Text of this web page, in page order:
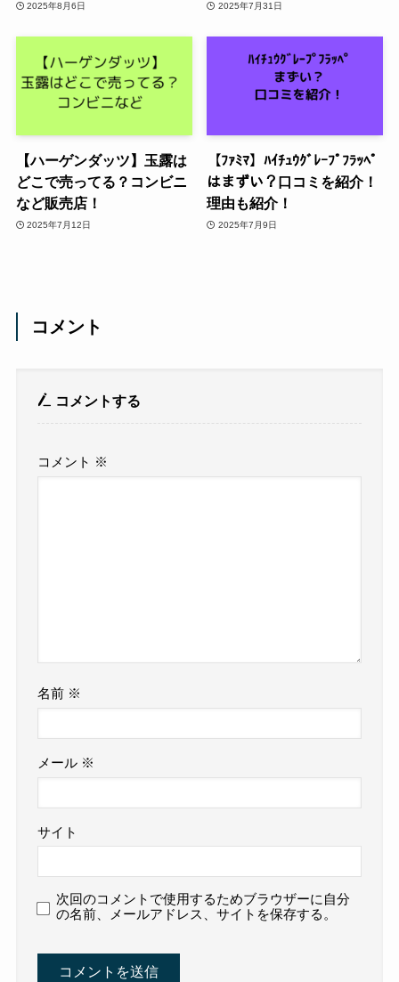
2025年8月6日 2025年7月31日
【ハーゲンダッツ】玉露は
どこで売ってる？コンビニ
など販売店！
2025年7月12日
【ﾌｧﾐﾏ】ﾊｲﾁｭｳｸﾞﾚｰﾌﾟﾌﾗｯﾍﾟ
はまずい？口コミを紹介！
理由も紹介！
2025年7月9日
コメント
コメントする
コメント ※
名前 ※
メール ※
サイト
次回のコメントで使用するためブラウザーに自分
の名前、メールアドレス、サイトを保存する。